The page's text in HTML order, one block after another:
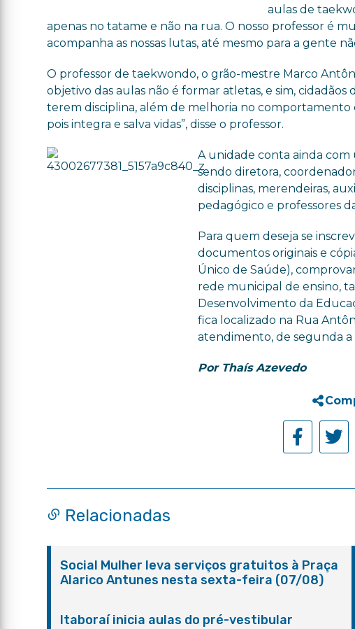
aulas de
apenas no tatame e não na rua. O nosso professor é
acompanha as nossas lutas, até mesmo para a gente
O professor de taekwondo, o grão-mestre Marco
objetivo das aulas não é formar atletas, e sim,
terem disciplina, além de melhoria no comportamento
pois integra e salva vidas”, disse o professor.
A unidade conta ainda com
sendo diretora,
disciplinas, merendeiras,
pedagógico e professores
Para quem deseja se
documentos originais e
Único de Saúde),
rede municipal de ensino,
Desenvolvimento da
fica localizado na Rua
atendimento, de segunda a
Por Thaís Azevedo
Relacionadas
Social Mulher leva serviços gratuitos à Praça
Alarico Antunes nesta sexta-feira (07/08)
Itaboraí inicia aulas do pré-vestibular